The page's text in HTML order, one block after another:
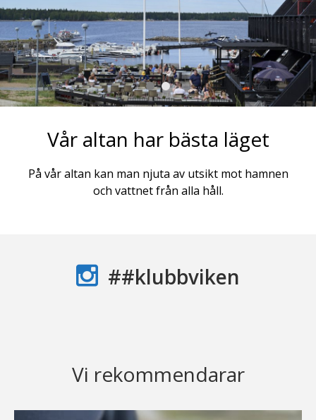
Vår altan har bästa läget
På vår altan kan man njuta av utsikt mot hamnen
och vattnet från alla håll.
##klubbviken
Vi rekommendarar